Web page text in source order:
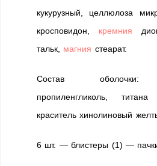
кукурузный, целлюлоза
кросповидон, кремния
тальк, магния стеарат.
Состав оболочки:
пропиленгликоль,
краситель хинолиновый
6 шт. — блистеры (1) —